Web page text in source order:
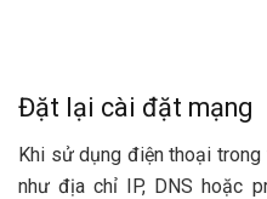
Đặt lại cài đặt mạng
Khi sử dụng điện thoại
như địa chỉ IP, DNS hoặc